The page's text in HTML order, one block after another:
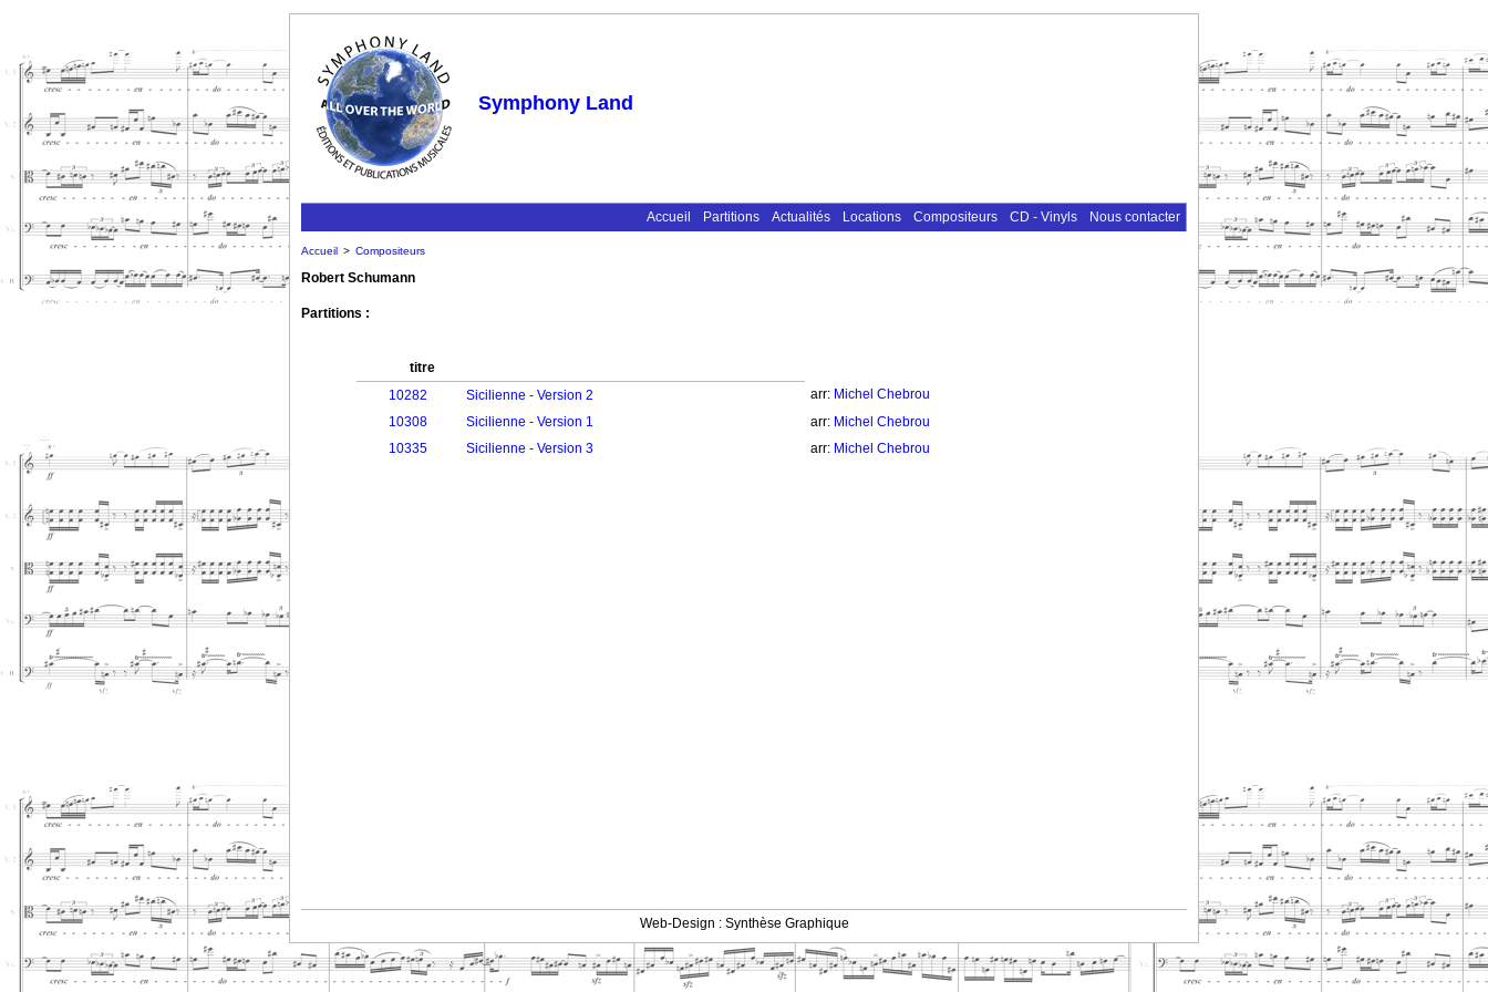
Symphony Land
Accueil Partitions Actualités Locations Compositeurs CD - Vinyls Nous contacter
Accueil > Compositeurs
Robert Schumann
Partitions :
titre
10282
Sicilienne - Version 2 arr: Michel Chebrou
10308
Sicilienne - Version 1 arr: Michel Chebrou
10335
Sicilienne - Version 3 arr: Michel Chebrou
Web-Design : Synthèse Graphique